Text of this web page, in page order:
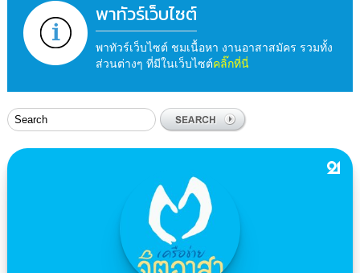
พาทัวร์เว็บไซต์
พาทัวร์เว็บไซต์ ชมเนื้อหา งานอาสาสมัคร รวมทั้ง
ส่วนต่างๆ ที่มีในเว็บไซต์คลิ๊กที่นี่